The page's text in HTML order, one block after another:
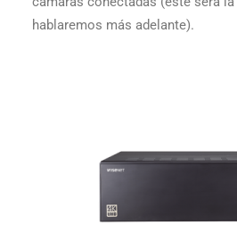
hablaremos más adelante).